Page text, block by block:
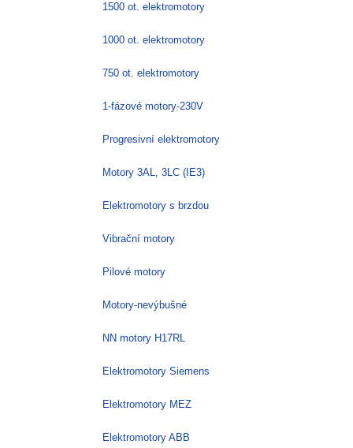
1500 ot. elektromotory
1000 ot. elektromotory
750 ot. elektromotory
1-fázové motory-230V
Progresivní elektromotory
Motory 3AL, 3LC (IE3)
Elektromotory s brzdou
Vibrační motory
Pilové motory
Motory-nevýbušné
NN motory H17RL
Elektromotory Siemens
Elektromotory MEZ
Elektromotory ABB